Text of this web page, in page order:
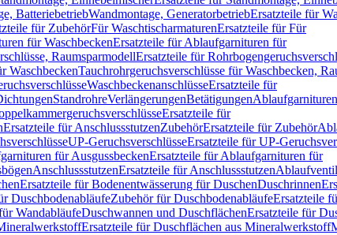
BatteriebetriebWandmontage, GeneratorbetriebErsatzteile für
für ZubehörFür WaschtischarmaturenErsatzteile für Für
für WaschbeckenErsatzteile für Ablaufgarnituren für
RaumsparmodellErsatzteile für
WaschbeckenTauchrohrgeruchsverschlüsse für Waschbecken,
WaschbeckenanschlüsseErsatzteile für
StandrohreVerlängerungenBetätigungen
Ersatzteile für
Ersatzteile für AnschlussstutzenZubehörErsatzteile für Zubehör
UP-GeruchsverschlüsseErsatzteile für UP-
für AusgussbeckenErsatzteile für Ablaufgarnituren für
AnschlussstutzenErsatzteile für Anschlussstutzen
Ersatzteile für Bodenentwässerung für DuschenDuschrinnen
DuschbodenabläufeZubehör für DuschbodenabläufeErsatzteile
WandabläufeDuschwannen und DuschflächenErsatzteile für
Ersatzteile für Duschflächen aus Mineralwerkstoff